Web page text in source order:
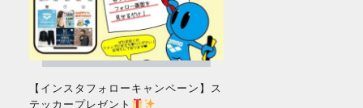
【インスタフォローキャンペーン】ス
テッカープレゼント